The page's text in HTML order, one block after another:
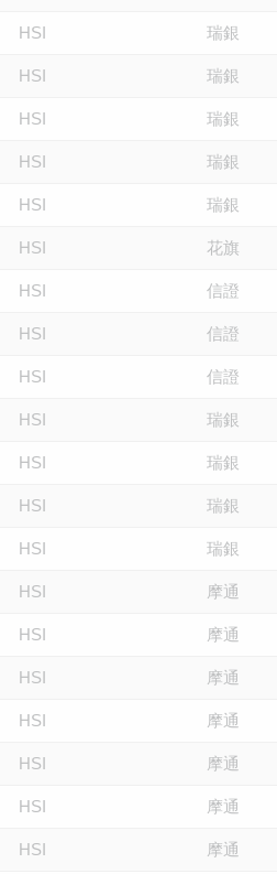
HSI 瑞銀
HSI 瑞銀
HSI 瑞銀
HSI 瑞銀
HSI 瑞銀
HSI 花旗
HSI 信證
HSI 信證
HSI 信證
HSI 瑞銀
HSI 瑞銀
HSI 瑞銀
HSI 瑞銀
HSI 摩通
HSI 摩通
HSI 摩通
HSI 摩通
HSI 摩通
HSI 摩通
HSI 摩通